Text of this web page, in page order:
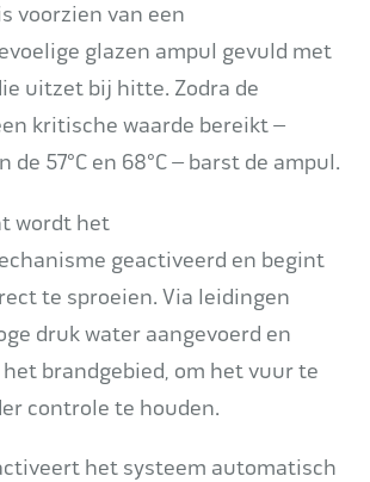
voorzien van een
glazen ampul gevuld met
uitzet bij hitte. Zodra de
kritische waarde bereikt –
57°C en 68°C – barst de ampul.
wordt het
geactiveerd en begint
te sproeien. Via leidingen
druk water aangevoerd en
brandgebied, om het vuur te
controle te houden.
het systeem automatisch